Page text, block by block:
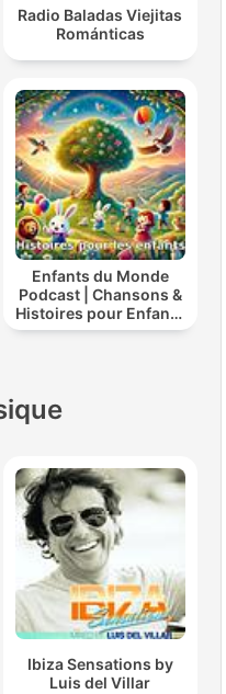
Radio Baladas Viejitas
Románticas
Enfants du Monde
Podcast | Chansons &
Histoires pour Enfants
| Contes & Comptines
Ibiza Sensations by
Luis del Villar